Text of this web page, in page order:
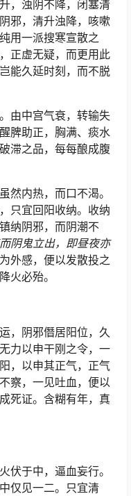
，浊阴不降，闭塞清
邪，清升浊降，咳嗽
用一派搜寒宣散之
正虚无疑，而更用此
能久延时刻，而不脱
由中宫气衰，转输失
脾助正，胸满、痰水
滞之品，每每酿成腹
然内热，而口不渴。
只宜回阳收纳。收纳
纳阴邪，而阴潮不
阴鬼立出，即昼夜亦
外感，便以发散投之
火必殆。
，阴邪僭居阳位，久
力以申干刚之令，一
，以申其正气，正气
察，一见吐血，便以
死证。含糊有年，真
伏于中，逼血妄行。
仅见一二。只宜清